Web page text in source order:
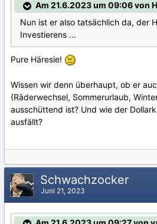
Am 21.6.2023 um 09:06 von
Nun ist er also tatsächlich da, der
Investierens ...
Pure Häresie!
Wissen wir denn überhaupt, ob er
(Räderwechsel, Sommerurlaub,
ausschüttend ist? Und wie der
ausfällt?
Schwachzocker
Juni 21, 2023